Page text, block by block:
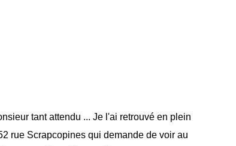
tant attendu ... Je l'ai retrouvé en plein
rue Scrapcopines qui demande de voir au